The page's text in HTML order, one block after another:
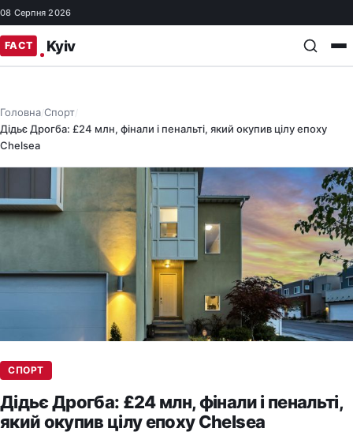
08 Серпня 2026
Головна/Спорт/
Дідьє Дрогба: £24 млн, фінали і пенальті, який окупив цілу епоху
Chelsea
СПОРТ
Дідьє Дрогба: £24 млн, фінали і пенальті,
який окупив цілу епоху Chelsea